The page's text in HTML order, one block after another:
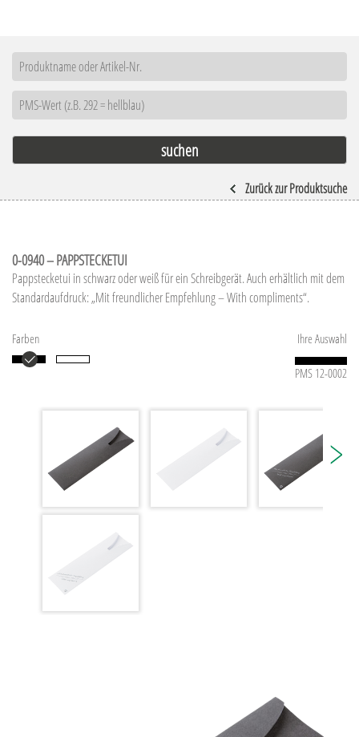
Zurück zur Produktsuche
0-0940 – PAPPSTECKETUI
Pappstecketui in schwarz oder weiß für ein Schreibgerät. Auch erhältlich mit dem
Standardaufdruck: „Mit freundlicher Empfehlung – With compliments“.
Ihre Auswahl
Farben
PMS 12-0002